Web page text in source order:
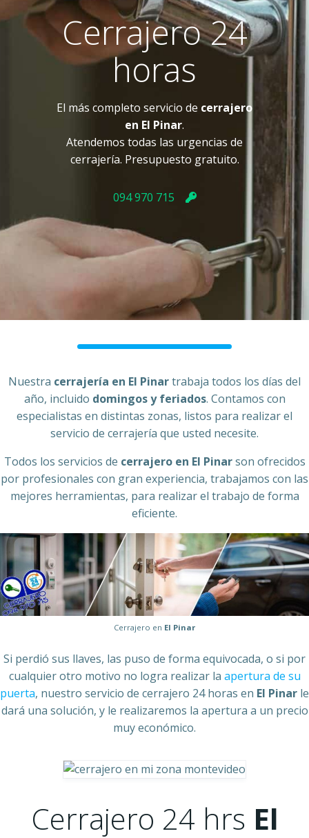
Cerrajero 24
horas
El más completo servicio de cerrajero
en El Pinar.
Atendemos todas las urgencias de
cerrajería. Presupuesto gratuito.
094 970 715
Nuestra cerrajería en El Pinartrabaja todos los días del
año, incluido domingos y feriados. Contamos con
especialistas en distintas zonas, listos para realizar el
servicio de cerrajería que usted necesite.
Todos los servicios de cerrajero en El Pinarson ofrecidos
por profesionales con gran experiencia, trabajamos con las
mejores herramientas, para realizar el trabajo de forma
eficiente.
Cerrajero en El Pinar
Si perdió sus llaves, las puso de forma equivocada, o si por
cualquier otro motivo no logra realizar la apertura de su
puerta, nuestro servicio de cerrajero 24 horas en El Pinar le
dará una solución, y le realizaremos la apertura a un precio
muy económico.
Cerrajero 24 hrs El